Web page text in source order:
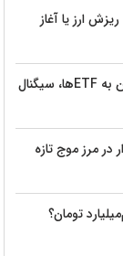
| پایان ریزش ارز یا آغاز
بیت‌کوین دوباره ۶۵ هزار دلاری شد؛ ورود پول سنگین به ETFها، سیگنال
تومان / بازار در مرز موج تازه
تومان؟